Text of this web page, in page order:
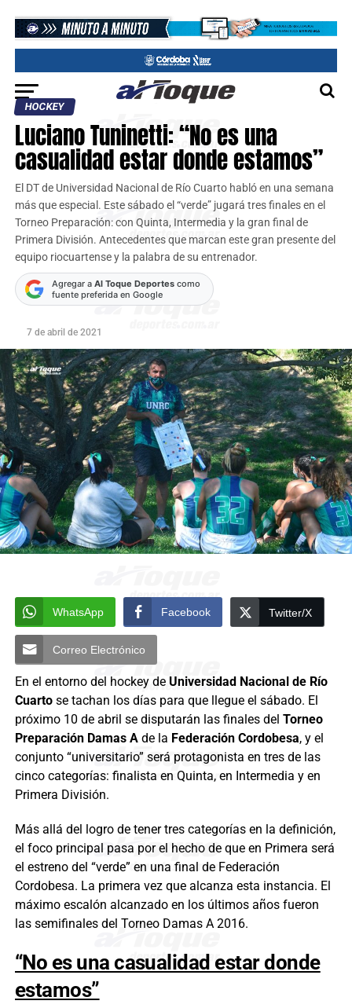
HOCKEY
Luciano Tuninetti: “No es una
casualidad estar donde estamos”
El DT de Universidad Nacional de Río Cuarto habló en una semana
más que especial. Este sábado el “verde” jugará tres finales en el
Torneo Preparación: con Quinta, Intermedia y la gran final de
Primera División. Antecedentes que marcan este gran presente del
equipo riocuartense y la palabra de su entrenador.
Agregar a Al Toque Deportescomo
fuente preferida en Google
7 de abril de 2021
WhatsApp Facebook Twitter/X
Correo Electrónico
En el entorno del hockey de Universidad Nacional de Río
Cuarto se tachan los días para que llegue el sábado. El
próximo 10 de abril se disputarán las finales del Torneo
Preparación Damas Ade la Federación Cordobesa, y el
conjunto “universitario” será protagonista en tres de las
cinco categorías: finalista en Quinta, en Intermedia y en
Primera División.
Más allá del logro de tener tres categorías en la definición,
el foco principal pasa por el hecho de que en Primera será
el estreno del “verde” en una final de Federación
Cordobesa. La primera vez que alcanza esta instancia. El
máximo escalón alcanzado en los últimos años fueron
las semifinales del Torneo Damas A 2016.
“No es una casualidad estar donde
estamos”